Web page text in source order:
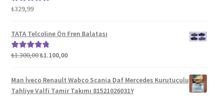
5 üzerinden
₺329,99
TATA Telcoline Ön Fren Balatası
5 üzerinden
₺1.300,00Orijinal
₺1.300,00.
₺1.100,00Şu
fiyat:
₺1.100,00.
Man İveco Renault Wabco Scania Daf Mercedes Kurutuculu
Tahliye Valfi Tamir Takımı 81521026031Y